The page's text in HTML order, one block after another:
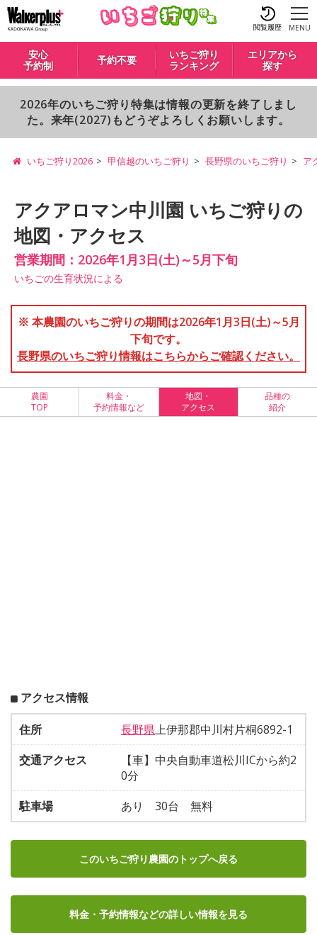
閲覧履歴 MENU
安心
予約制
予約不要
いちご狩り
ランキング
エリアから
探す
2026年のいちご狩り特集は情報の更新を終了しまし
た。来年(2027)もどうぞよろしくお願いします。
いちご狩り2026 甲信越のいちご狩り 長野県のいちご狩り ア
アクアロマン中川園 いちご狩りの
地図・アクセス
営業期間：2026年1月3日(土)～5月下旬
いちごの生育状況による
※ 本農園のいちご狩りの期間は2026年1月3日(土)～5月
下旬です。
長野県のいちご狩り情報はこちらからご確認ください。
農園
TOP
料金・
予約情報など
地図・
アクセス
品種の
紹介
アクセス情報
住所 長野県上伊那郡中川村片桐6892-1
交通アクセス
【車】中央自動車道松川ICから約2
0分
駐車場
あり 30台 無料
このいちご狩り農園のトップへ戻る
料金・予約情報などの詳しい情報を見る